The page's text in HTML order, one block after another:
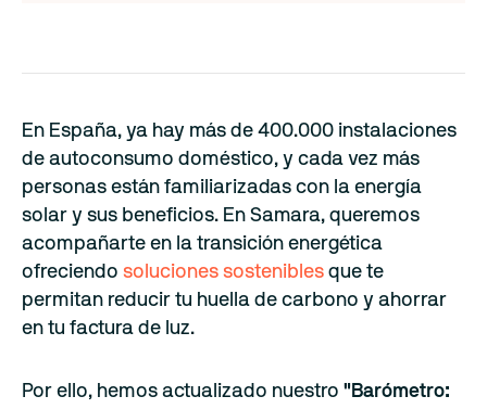
En España, ya hay más de 400.000 instalaciones
de autoconsumo doméstico, y cada vez más
personas están familiarizadas con la energía
solar y sus beneficios. En Samara, queremos
acompañarte en la transición energética
ofreciendo soluciones sostenibles que te
permitan reducir tu huella de carbono y ahorrar
en tu factura de luz.
Por ello, hemos actualizado nuestro "Barómetro: